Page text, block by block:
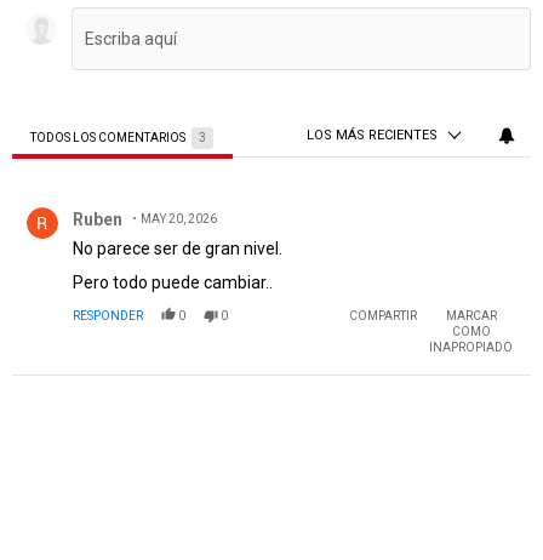
TODOS LOS COMENTARIOS 3 LOS MÁS RECIENTES
Ruben MAY 20, 2026
No parece ser de gran nivel.
Pero todo puede cambiar..
RESPONDER 0 0 COMPARTIR
MARCAR
COMO
INAPROPIADO